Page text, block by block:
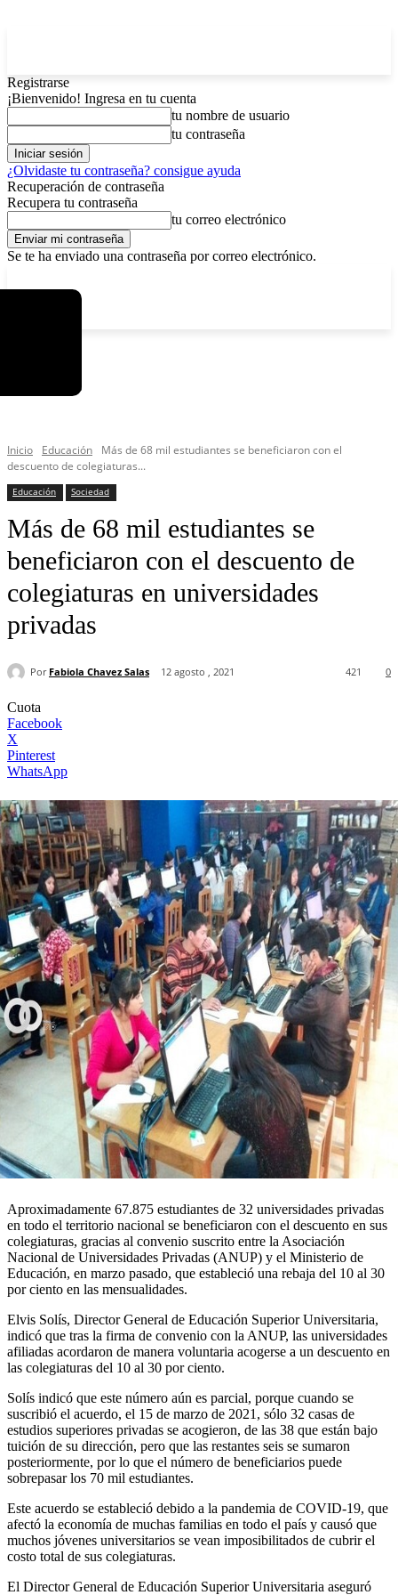
Registrarse
¡Bienvenido! Ingresa en tu cuenta
tu nombre de usuario
tu contraseña
¿Olvidaste tu contraseña? consigue ayuda
Recuperación de contraseña
Recupera tu contraseña
tu correo electrónico
Se te ha enviado una contraseña por correo electrónico.
Inicio Educación
Más de 68 mil estudiantes se beneficiaron con el
descuento de colegiaturas...
Educación Sociedad
Más de 68 mil estudiantes se
beneficiaron con el descuento de
colegiaturas en universidades
privadas
Por Fabiola Chavez Salas 12 agosto , 2021 0
421
Cuota
Facebook
X
Pinterest
WhatsApp
Aproximadamente 67.875 estudiantes de 32 universidades privadas
en todo el territorio nacional se beneficiaron con el descuento en sus
colegiaturas, gracias al convenio suscrito entre la Asociación
Nacional de Universidades Privadas (ANUP) y el Ministerio de
Educación, en marzo pasado, que estableció una rebaja del 10 al 30
por ciento en las mensualidades.
Elvis Solís, Director General de Educación Superior Universitaria,
indicó que tras la firma de convenio con la ANUP, las universidades
afiliadas acordaron de manera voluntaria acogerse a un descuento en
las colegiaturas del 10 al 30 por ciento.
Solís indicó que este número aún es parcial, porque cuando se
suscribió el acuerdo, el 15 de marzo de 2021, sólo 32 casas de
estudios superiores privadas se acogieron, de las 38 que están bajo
tuición de su dirección, pero que las restantes seis se sumaron
posteriormente, por lo que el número de beneficiarios puede
sobrepasar los 70 mil estudiantes.
Este acuerdo se estableció debido a la pandemia de COVID-19, que
afectó la economía de muchas familias en todo el país y causó que
muchos jóvenes universitarios se vean imposibilitados de cubrir el
costo total de sus colegiaturas.
El Director General de Educación Superior Universitaria aseguró